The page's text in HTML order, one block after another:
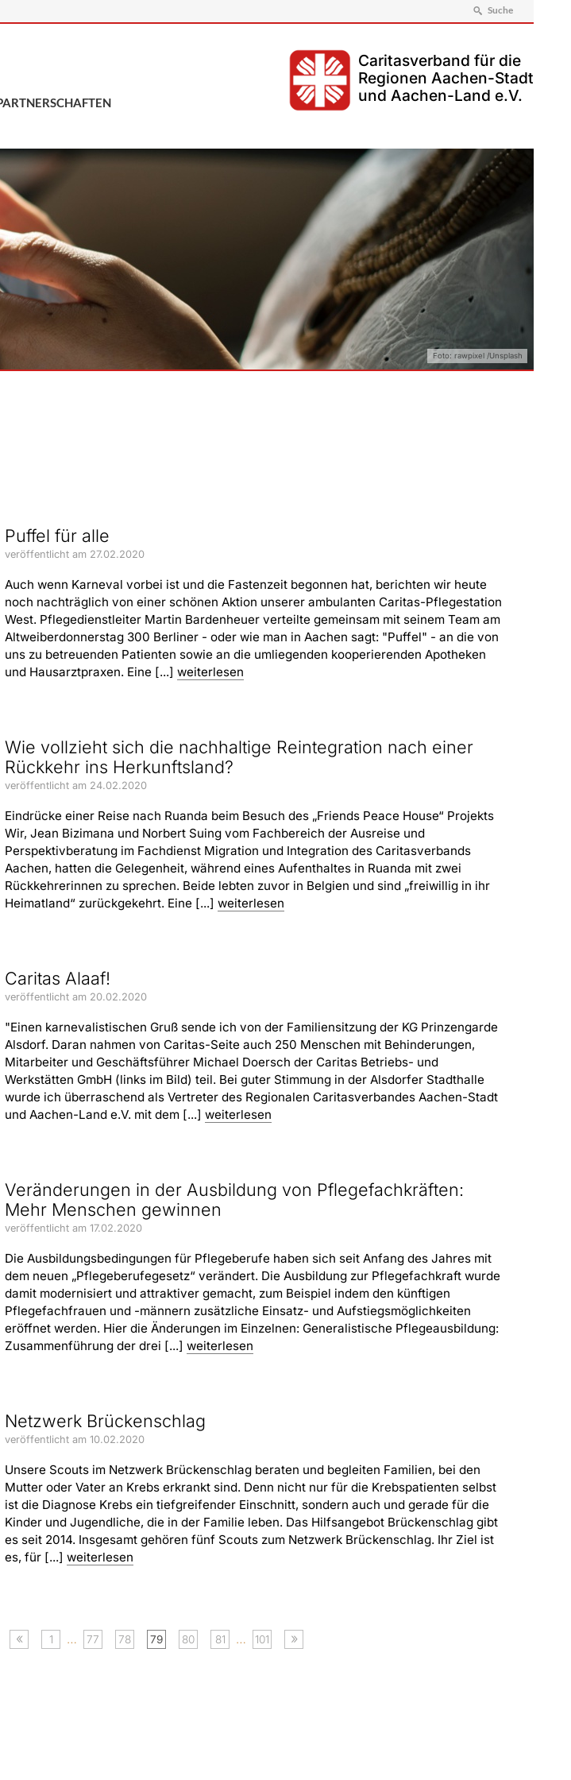
Suche
Caritasverband für die
Regionen Aachen-Stadt
und Aachen-Land e.V.
Foto: rawpixel /Unsplash
Puffel für alle
veröffentlicht am 27.02.2020
Auch wenn Karneval vorbei ist und die Fastenzeit begonnen hat, berichten wir heute
noch nachträglich von einer schönen Aktion unserer ambulanten Caritas-Pflegestation
West. Pflegedienstleiter Martin Bardenheuer verteilte gemeinsam mit seinem Team am
Altweiberdonnerstag 300 Berliner - oder wie man in Aachen sagt: "Puffel" - an die von
uns zu betreuenden Patienten sowie an die umliegenden kooperierenden Apotheken
und Hausarztpraxen. Eine [...] weiterlesen
Wie vollzieht sich die nachhaltige Reintegration nach einer
Rückkehr ins Herkunftsland?
veröffentlicht am 24.02.2020
Eindrücke einer Reise nach Ruanda beim Besuch des „Friends Peace House“ Projekts
Wir, Jean Bizimana und Norbert Suing vom Fachbereich der Ausreise und
Perspektivberatung im Fachdienst Migration und Integration des Caritasverbands
Aachen, hatten die Gelegenheit, während eines Aufenthaltes in Ruanda mit zwei
Rückkehrerinnen zu sprechen. Beide lebten zuvor in Belgien und sind „freiwillig in ihr
Heimatland“ zurückgekehrt. Eine [...] weiterlesen
Caritas Alaaf!
veröffentlicht am 20.02.2020
"Einen karnevalistischen Gruß sende ich von der Familiensitzung der KG Prinzengarde
Alsdorf. Daran nahmen von Caritas-Seite auch 250 Menschen mit Behinderungen,
Mitarbeiter und Geschäftsführer Michael Doersch der Caritas Betriebs- und
Werkstätten GmbH (links im Bild) teil. Bei guter Stimmung in der Alsdorfer Stadthalle
wurde ich überraschend als Vertreter des Regionalen Caritasverbandes Aachen-Stadt
und Aachen-Land e.V. mit dem [...] weiterlesen
Veränderungen in der Ausbildung von Pflegefachkräften:
Mehr Menschen gewinnen
veröffentlicht am 17.02.2020
Die Ausbildungsbedingungen für Pflegeberufe haben sich seit Anfang des Jahres mit
dem neuen „Pflegeberufegesetz“ verändert. Die Ausbildung zur Pflegefachkraft wurde
damit modernisiert und attraktiver gemacht, zum Beispiel indem den künftigen
Pflegefachfrauen und -männern zusätzliche Einsatz- und Aufstiegsmöglichkeiten
eröffnet werden. Hier die Änderungen im Einzelnen: Generalistische Pflegeausbildung:
Zusammenführung der drei [...] weiterlesen
Netzwerk Brückenschlag
veröffentlicht am 10.02.2020
Unsere Scouts im Netzwerk Brückenschlag beraten und begleiten Familien, bei den
Mutter oder Vater an Krebs erkrankt sind. Denn nicht nur für die Krebspatienten selbst
ist die Diagnose Krebs ein tiefgreifender Einschnitt, sondern auch und gerade für die
Kinder und Jugendliche, die in der Familie leben. Das Hilfsangebot Brückenschlag gibt
es seit 2014. Insgesamt gehören fünf Scouts zum Netzwerk Brückenschlag. Ihr Ziel ist
es, für [...] weiterlesen
« 1 … 77 78 79 80 81 … 101 »